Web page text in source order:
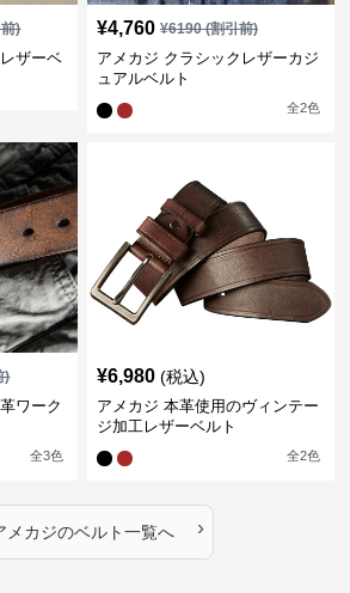
)
ザーベ
¥4,760 ¥6190(割引前)
アメカジ クラシックレザーカジ
ュアルベルト
全2色
)
ワーク
全3色
¥6,980 (税込)
アメカジ 本革使用のヴィンテー
ジ加工レザーベルト
全2色
メカジのベルト一覧へ ›